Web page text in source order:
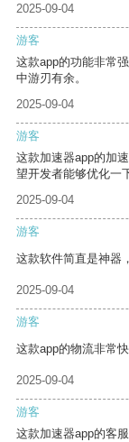
2025-09-04
游客
这款app的功能非常
中游刃有余。
2025-09-04
游客
这款加速器app的加
望开发者能够优化一
2025-09-04
游客
这款软件简直是神器
2025-09-04
游客
这款app的物流非常
2025-09-04
游客
这款加速器app的客